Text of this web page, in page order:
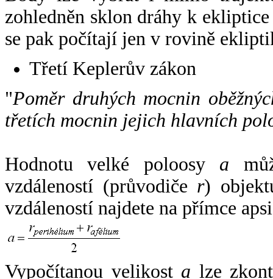
zohledněn sklon dráhy k
se pak počítají jen v rovině
Třetí Keplerův zákon
"Poměr druhých mocnin
třetích mocnin jejich hlavních
Hodnotu velké poloosy a
vzdáleností (průvodiče r)
vzdáleností najdete na přímce
Vypočítanou velikost a lze